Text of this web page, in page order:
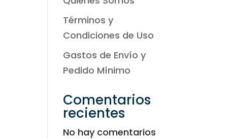
Términos y
Condiciones de Uso
Gastos de Envío y
Pedido Mínimo
Comentarios
recientes
No hay comentarios